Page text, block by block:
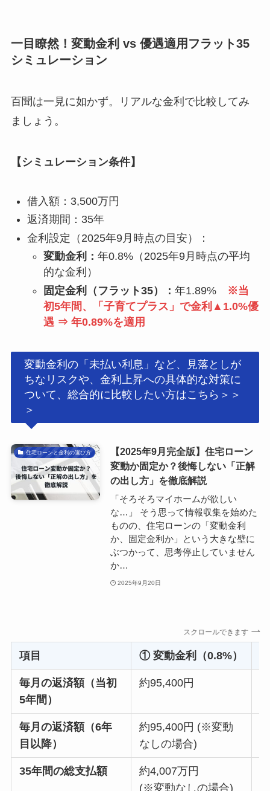
一目瞭然！変動金利 vs 優遇適用フラット35
シミュレーション
百聞は一見に如かず。リアルな金利で比較してみ
ましょう。
【シミュレーション条件】
借入額：3,500万円
返済期間：35年
金利設定（2025年9月時点の目安）：
変動金利： 年0.8%（2025年9月時点の平均
的な金利）
固定金利（フラット35）： 年1.89%
※当
初5年間、「子育てプラス」で金利▲1.0%優
遇 ⇒ 年0.89%を適用
変動金利の「未払い利息」など、見落としが
ちなリスクや、金利上昇への具体的な対策に
ついて、総合的に比較したい方はこちら＞＞
＞
住宅ローンと金利の選び方
【2025年9月完全版】住宅ローン
変動か固定か？後悔しない「正解
の出し方」を徹底解説
「そろそろマイホームが欲しい
な…」 そう思って情報収集を始めた
ものの、住宅ローンの「変動金利
か、固定金利か」という大きな壁に
ぶつかって、思考停止していません
か…
2025年9月20日
スクロールできます
項目 ① 変動金利（0.8%）
毎月の返済額（当初
5年間）
約95,400円
毎月の返済額（6年
目以降）
約95,400円 (※変動
なしの場合)
35年間の総支払額
約4,007万円
(※変動なしの場合)